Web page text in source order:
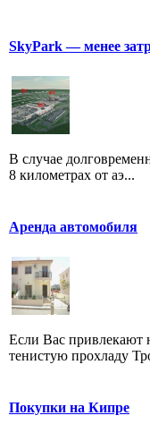
SkyPark — менее
В случае
8 километрах от аэ...
Аренда автомобиля
Если Вас привлекают
тенистую прохладу
Покупки на Кипре